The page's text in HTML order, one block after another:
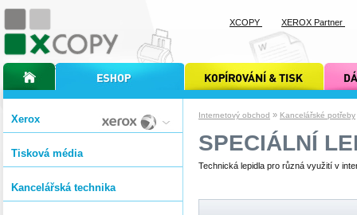
Internetový obchod » Kancelářské potřeby
SPECIÁLNÍ
Technická lepidla pro různá využití v
Xerox
Tisková média
Kancelářská technika
úvodní stránka xcopyinternetový obchod xcopy kopírování a tisk xcopy dárkové
XCOPY XEROX Partner